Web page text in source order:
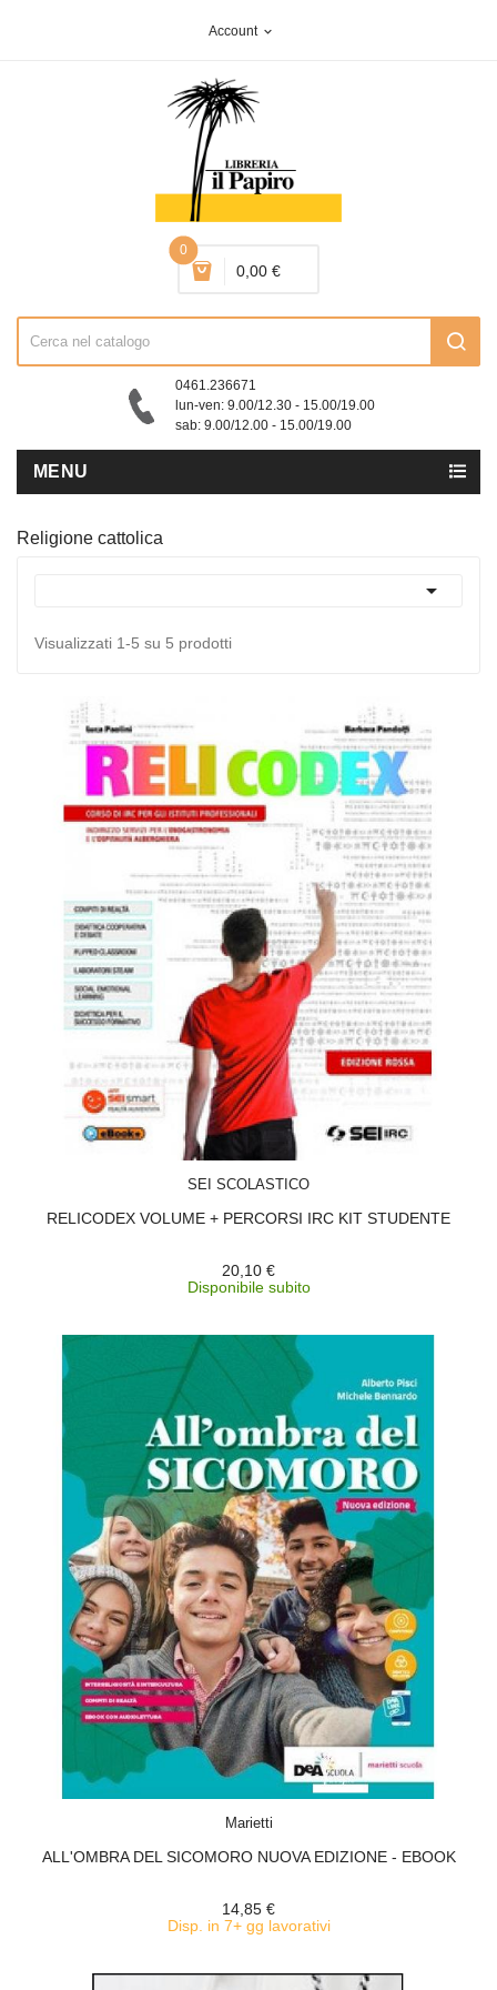
Account expand_more
0
0,00 €
0461.236671
lun-ven: 9.00/12.30 - 15.00/19.00
sab: 9.00/12.00 - 15.00/19.00
MENU
Religione cattolica

Visualizzati 1-5 su 5 prodotti
SEI SCOLASTICO
RELICODEX VOLUME + PERCORSI IRC KIT STUDENTE
20,10 €
Disponibile subito
Marietti
ALL'OMBRA DEL SICOMORO NUOVA EDIZIONE - EBOOK
14,85 €
Disp. in 7+ gg lavorativi